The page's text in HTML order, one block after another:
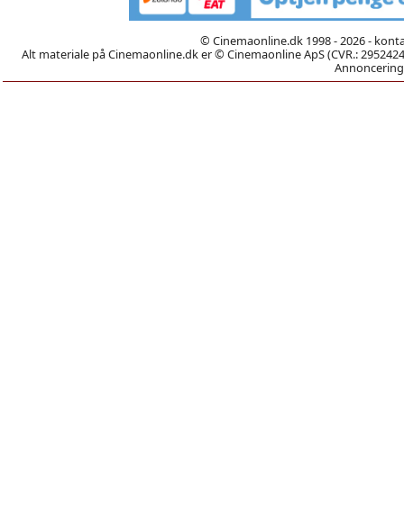
© Cinemaonline.dk 1998 - 2026 -
Alt materiale på Cinemaonline.dk er © Cinemaonline ApS (CVR.: